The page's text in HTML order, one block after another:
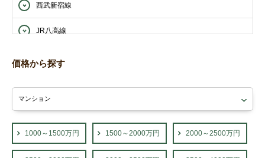
西武新宿線
JR八高線
JR青梅線
価格から探す
1000～1500万円 1500～2000万円 2000～2500万円